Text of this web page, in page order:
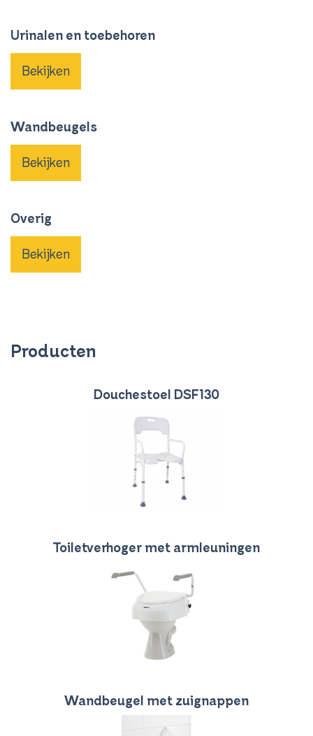
Urinalen en toebehoren
Bekijken
Wandbeugels
Bekijken
Overig
Bekijken
Producten
Douchestoel DSF130
Toiletverhoger met armleuningen
Wandbeugel met zuignappen